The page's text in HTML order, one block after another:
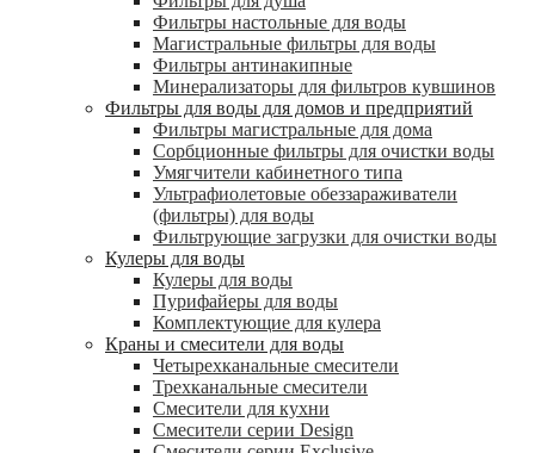
Фильтры настольные для воды
Магистральные фильтры для воды
Фильтры антинакипные
Минерализаторы для фильтров кувшинов
Фильтры для воды для домов и предприятий
Фильтры магистральные для дома
Сорбционные фильтры для очистки воды
Умягчители кабинетного типа
Ультрафиолетовые обеззараживатели
(фильтры) для воды
Фильтрующие загрузки для очистки воды
Кулеры для воды
Кулеры для воды
Пурифайеры для воды
Комплектующие для кулера
Краны и смесители для воды
Четырехканальные смесители
Трехканальные смесители
Смесители для кухни
Смесители серии Design